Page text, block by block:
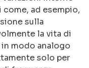
ad esempio,
sulla
la vita di
in modo analogo
solo per